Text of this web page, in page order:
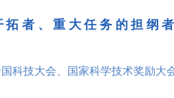
者、重大任务的担纲
科技大会、国家科学技术奖励大